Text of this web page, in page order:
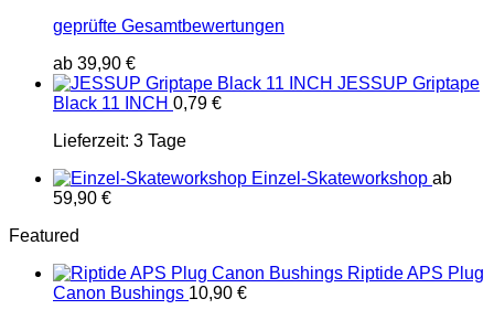
geprüfte Gesamtbewertungen
ab 39,90 €
JESSUP Griptape
Black 11 INCH 0,79 €
Lieferzeit: 3 Tage
Einzel-Skateworkshop ab
59,90 €
Featured
Riptide APS Plug
Canon Bushings 10,90 €